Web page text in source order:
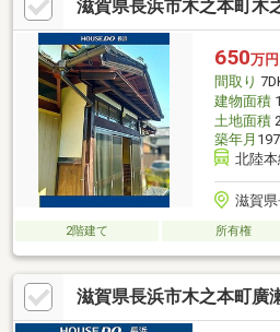
滋賀県長浜市木之本町木
650万円
間取り
建物面積
土地面積
築年月
北陸
滋賀
2階建て 所有権
滋賀県長浜市木之本町廣